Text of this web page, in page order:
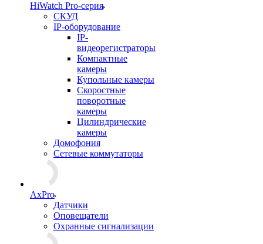
HiWatch Pro-серия
CКУД
IP-оборудование
IP-
видеорегистраторы
Компактные
камеры
Купольные камеры
Скоростные
поворотные
камеры
Цилиндрические
камеры
Домофония
Сетевые коммутаторы
AxPro
Датчики
Оповещатели
Охранные сигнализации